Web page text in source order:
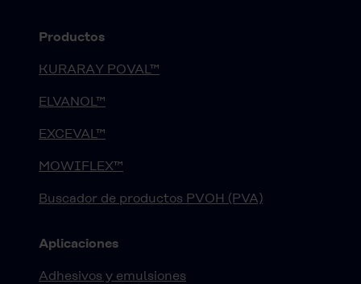
Productos
KURARAY POVAL™
ELVANOL™
EXCEVAL™
MOWIFLEX™
Buscador de productos PVOH (PVA)
Aplicaciones
Adhesivos y emulsiones